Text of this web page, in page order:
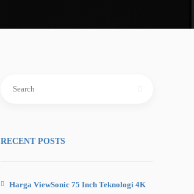
RECENT POSTS
Harga ViewSonic 75 Inch Teknologi 4K